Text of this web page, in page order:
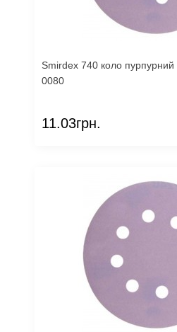
Smirdex 740 коло
0080
11.03грн.